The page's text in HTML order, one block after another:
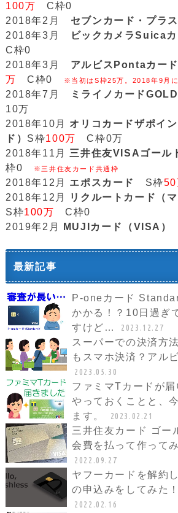
100万 C枠0
2018年2月 セブンカード・プラス
2018年3月
ビックカメラSuicaカ
C枠0
2018年3月 アルビスPontaカー
万 C枠0 ※当初はS枠25万。2018年9月に
2018年7月 ミライノカードGOLD
10万
2018年10月 オリコカードザポイ
ド） S枠100万
C枠0万
2018年11月 三井住友VISAゴー
枠0
※三井住友カード共通枠
2018年12月 エポスカード S枠50
2018年12月
リクルートカード（
S枠100万 C枠0
2019年2月
MUJIカード（VISA）
最新記事
P-oneカード
かかる！？10日過ぎ
すけど…
2023.12.27
スーパーでの決済方
もスマホ決済？アル
2023.05.30
ファミマTカードが
やっておくことと、
ます。
2023.02.21
三井住友カード ゴー
会費を払って作って
2022.09.27
ヤフーカードを解約
の申込みをしてみた
2022.02.16